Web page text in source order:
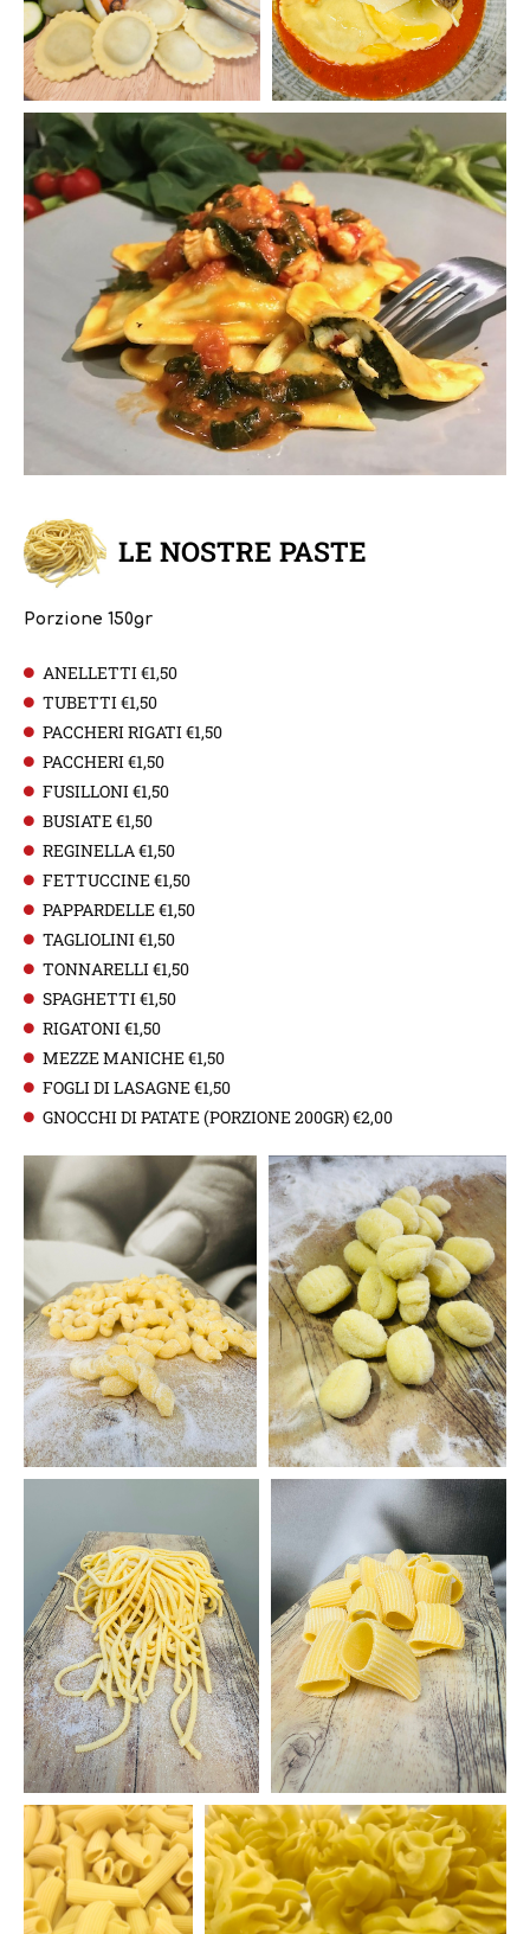
LE NOSTRE PASTE
Porzione 150gr
ANELLETTI €1,50
TUBETTI €1,50
PACCHERI RIGATI €1,50
PACCHERI €1,50
FUSILLONI €1,50
BUSIATE €1,50
REGINELLA €1,50
FETTUCCINE €1,50
PAPPARDELLE €1,50
TAGLIOLINI €1,50
TONNARELLI €1,50
SPAGHETTI €1,50
RIGATONI €1,50
MEZZE MANICHE €1,50
FOGLI DI LASAGNE €1,50
GNOCCHI DI PATATE (PORZIONE 200GR) €2,00